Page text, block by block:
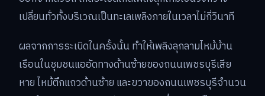
เปลี่ยนทั่วทั้งบริเวณเป็นทะเลเพลิงภายในเวลาไม่กี่วินาที
ผลจากการระเบิดในครั้งนั้น ทำให้เพลิงลุกลามไหม้บ้าน
เรือนในชุมชนแออัดทางด้านซ้ายของถนนเพชรบุรีเสีย
หาย ไหม้ตึกแถวด้านซ้าย และขวาของถนนเพชรบุรีจำนวน